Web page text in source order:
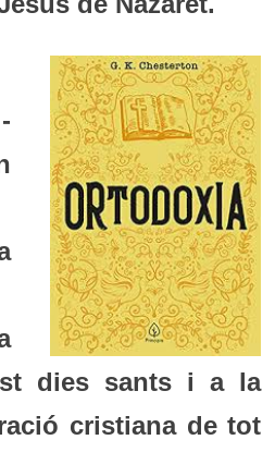
dies sants i a la
cristiana de tot